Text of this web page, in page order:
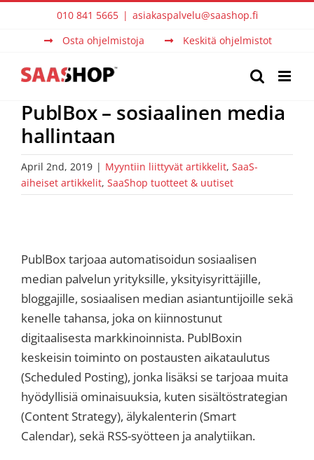
010 841 5665 | asiakaspalvelu@saashop.fi
Osta ohjelmistoja
Keskitä ohjelmistot
PublBox – sosiaalinen media
hallintaan
April 2nd, 2019 | Myyntiin liittyvät artikkelit, SaaS-
aiheiset artikkelit, SaaShop tuotteet & uutiset
PublBox tarjoaa automatisoidun sosiaalisen
median palvelun yrityksille, yksityisyrittäjille,
bloggajille, sosiaalisen median asiantuntijoille sekä
kenelle tahansa, joka on kiinnostunut
digitaalisesta markkinoinnista. PublBoxin
keskeisin toiminto on postausten aikataulutus
(Scheduled Posting), jonka lisäksi se tarjoaa muita
hyödyllisiä ominaisuuksia, kuten sisältöstrategian
(Content Strategy), älykalenterin (Smart
Calendar), sekä RSS-syötteen ja analytiikan.